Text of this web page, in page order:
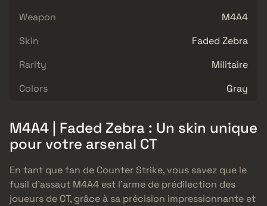
Weapon
M4A4
Skin
Faded Zebra
Rarity
Militaire
Colors
Gray
M4A4 | Faded Zebra : Un skin unique
pour votre arsenal CT
En tant que fan de Counter Strike, vous savez que le
fusil d’assaut M4A4 est l’arme de prédilection des
joueurs de CT, grâce à sa précision impressionnante et